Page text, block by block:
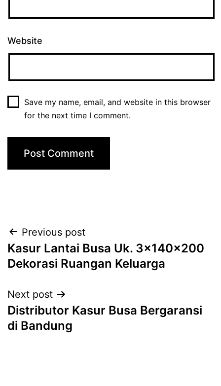
Website
Save my name, email, and website in this browser
for the next time I comment.
Post
navigation
Previous post
Kasur Lantai Busa Uk. 3x140x200
Dekorasi Ruangan Keluarga
Next post
Distributor Kasur Busa Bergaransi
di Bandung